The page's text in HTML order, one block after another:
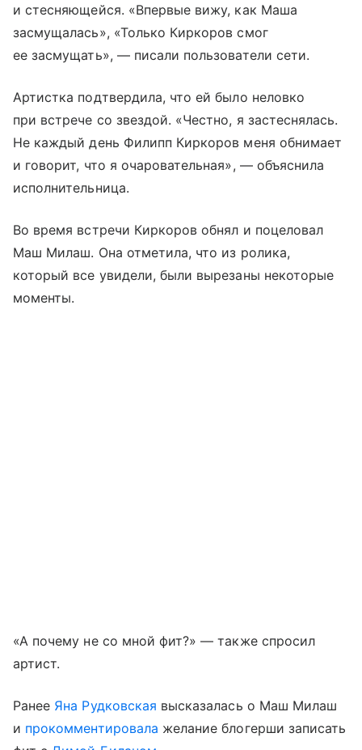
и стесняющейся. «Впервые вижу, как Маша
засмущалась», «Только Киркоров смог
ее засмущать», — писали пользователи сети.
Артистка подтвердила, что ей было неловко
при встрече со звездой. «Честно, я застеснялась.
Не каждый день Филипп Киркоров меня обнимает
и говорит, что я очаровательная», — объяснила
исполнительница.
Во время встречи Киркоров обнял и поцеловал
Маш Милаш. Она отметила, что из ролика,
который все увидели, были вырезаны некоторые
моменты.
«А почему не со мной фит?» — также спросил
артист.
Ранее Яна Рудковская высказалась о Маш Милаш
и прокомментировала желание блогерши записать